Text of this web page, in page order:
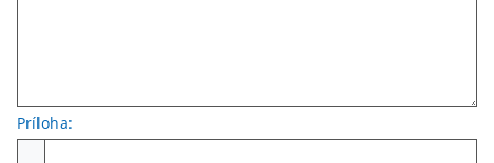
Príloha: